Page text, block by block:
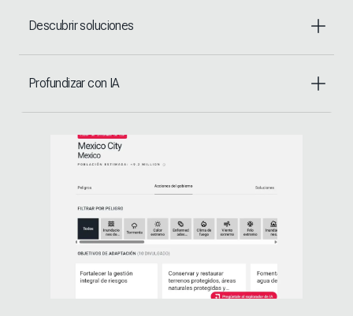
Descubrir soluciones
Profundizar con IA